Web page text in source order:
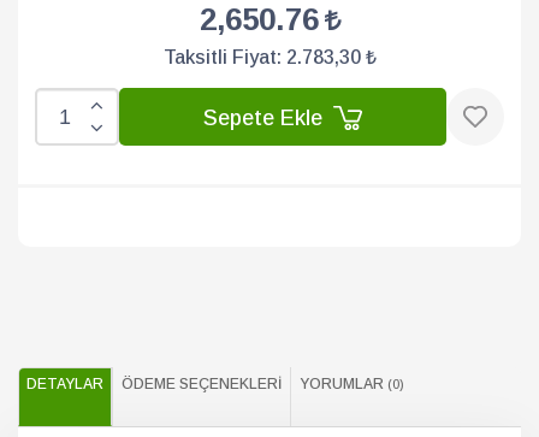
2,650.76
Taksitli Fiyat: 2.783,30 ₺
Sepete Ekle
DETAYLAR ÖDEME SEÇENEKLERI YORUMLAR (0)